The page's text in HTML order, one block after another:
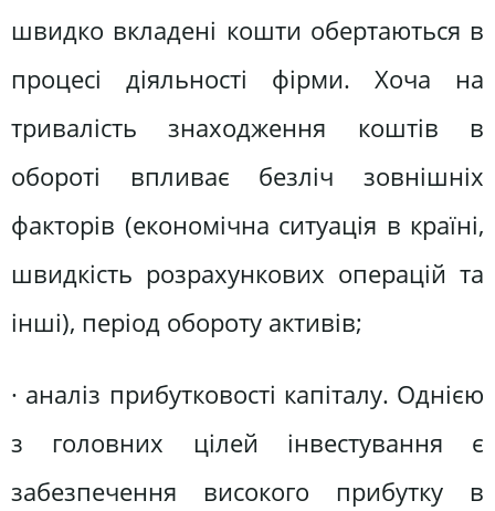
швидко вкладені кошти обертаються в
процесі діяльності фірми. Хоча на
тривалість знаходження коштів в
обороті впливає безліч зовнішніх
факторів (економічна ситуація в країні,
швидкість розрахункових операцій та
інші), період обороту активів;
· аналіз прибутковості капіталу. Однією
з головних цілей інвестування є
забезпечення високого прибутку в